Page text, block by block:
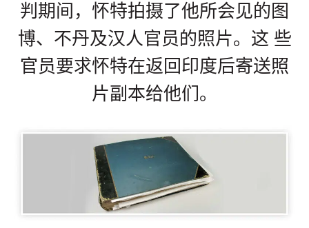
判期间，怀特拍摄了他所会见的图
博、不丹及汉人官员的照片。这 些
官员要求怀特在返回印度后寄送照
片副本给他们。